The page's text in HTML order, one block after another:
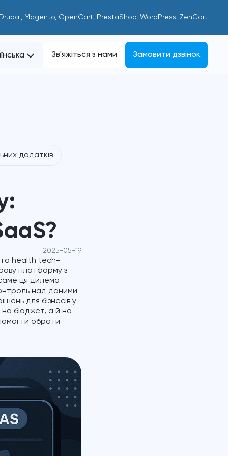
Magento, OpenCart, PrestaShop, WordPress, ZenCart
Зв'яжіться з нами Замовити дзвінок
додатків
2025-05-19
та health tech-
платформу з
ця дилема
над даними
для бізнесів у
на бюджет, а й на
обрати